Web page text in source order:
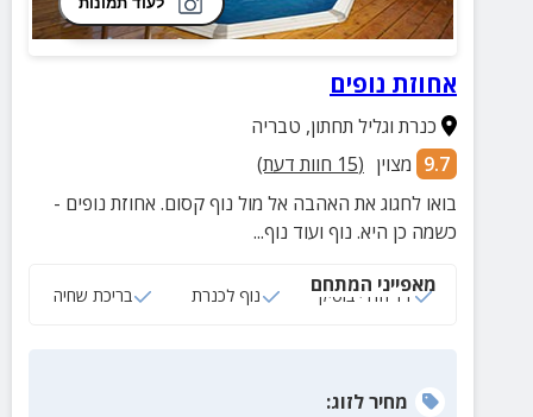
אחוזת נופים
כנרת וגליל תחתון, טבריה
9.7 מצוין (
15 חוות דעת)
בואו לחגוג את האהבה אל מול נוף קסום. אחוזת נופים -
כשמה כן היא. נוף ועוד נוף...
מאפייני המתחם
11 חדרי בוטיק נוף לכנרת בריכת שחיה
מחירלזוג: